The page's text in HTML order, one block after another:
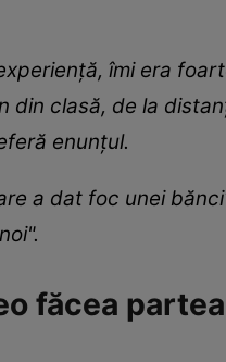
îmi era
din clasă, de la
enunţul.
a dat foc unei
făcea